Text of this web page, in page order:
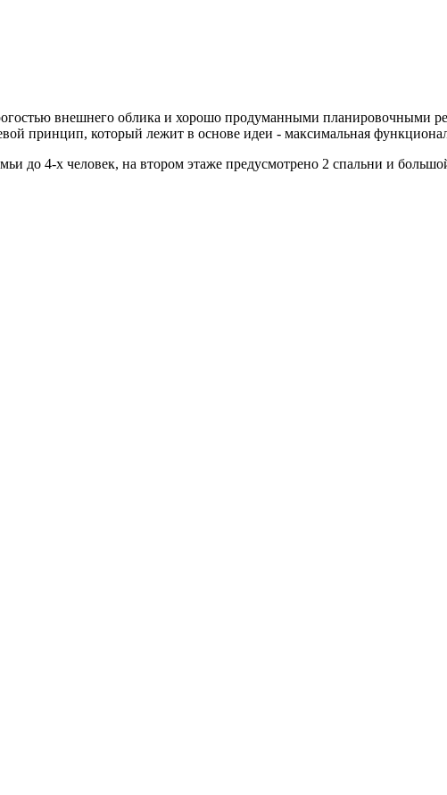
внешнего облика и хорошо продуманными планировочными
принцип, который лежит в основе идеи - максимальная
до 4-х человек, на втором этаже предусмотрено 2 спальни и